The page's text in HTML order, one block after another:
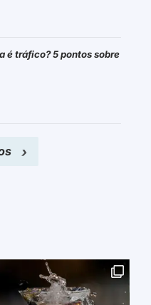
é tráfico? 5 pontos sobre